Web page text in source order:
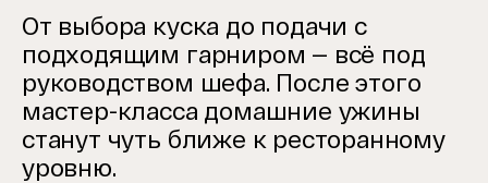
От выбора куска до подачи с
подходящим гарниром — всё под
руководством шефа. После этого
мастер-класса домашние ужины
станут чуть ближе к ресторанному
уровню.